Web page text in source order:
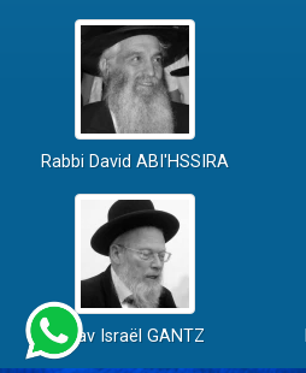
Rabbi David ABI'HSSIRA
Rav Israël GANTZ